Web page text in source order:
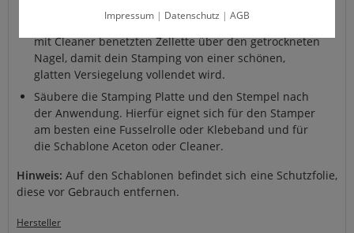
Lass das Design trocknen und trage einen Versiegler
auf. Bevor du den Versiegler aufträgst, geh mit einer
mit Cleaner benetzten Zellette über den getrockneten
Nagel, damit dein Stamping von einer schönen,
glatten Versiegelung vollendet wird.
Säubere die Stamping Platte und den Stempel nach
der Anwendung. Hierfür eignet sich für den Stamper
am besten eine Fusselrolle oder Klebeband und für
die Schablone Aceton oder Cleaner.
Hinweis: Auf den Schablonen befindet sich eine Schutzfolie,
diese vor Gebrauch entfernen.
Hersteller
Impressum | Datenschutz | AGB